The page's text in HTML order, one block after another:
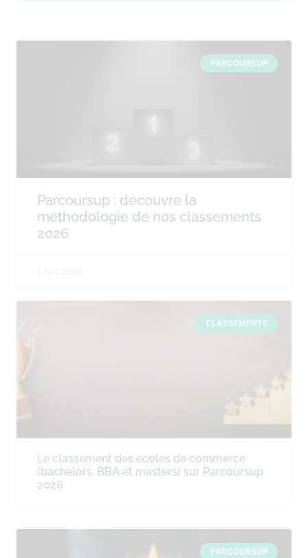
PARCOURSUP
Parcoursup : découvre la
méthodologie de nos classements
2026
CLASSEMENTS
Le classement des écoles de commerce
(bachelors, BBA et masters) sur Parcoursup
2026
PARCOURSUP